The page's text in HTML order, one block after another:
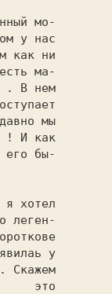
у нас
как ни
ма-
. В нем
мы
! И как
его бы-
леген-
у
Скажем
это